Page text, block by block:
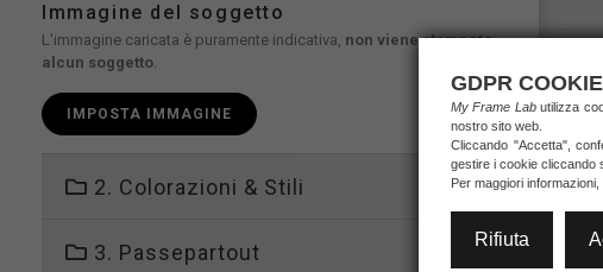
Immagine del soggetto
L'immagine caricata è puramente indicativa, non viene stampato
alcun soggetto.
IMPOSTA IMMAGINE
2. Colorazioni & Stili
3. Passepartout
GDPR
My Frame Labutilizza
nostro sito web.
Cliccando "Accetta",
gestire i cookie cliccando
Per maggiori
Rifiuta